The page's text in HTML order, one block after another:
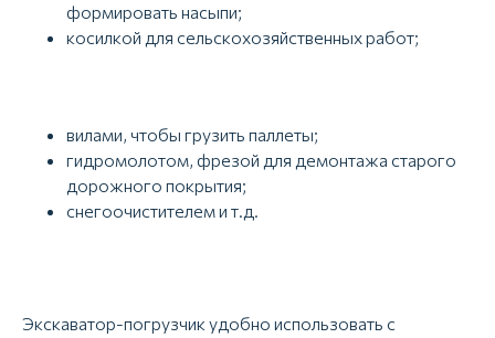
формировать насыпи;
косилкой для сельскохозяйственных работ;
вилами, чтобы грузить паллеты;
гидромолотом, фрезой для демонтажа старого
дорожного покрытия;
снегоочистителем и т.д.
Экскаватор-погрузчик удобно использовать с